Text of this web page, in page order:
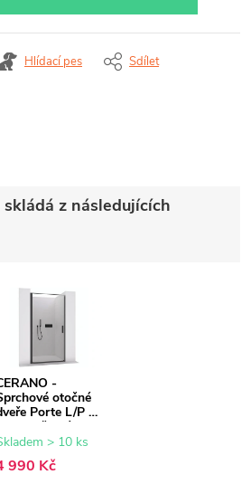
Hlídací pes Sdílet
z následujících
-
otočné
Porte L/P -
8 mm - černá
transparentní sklo
90x195 cm
> 10 ks
990 Kč